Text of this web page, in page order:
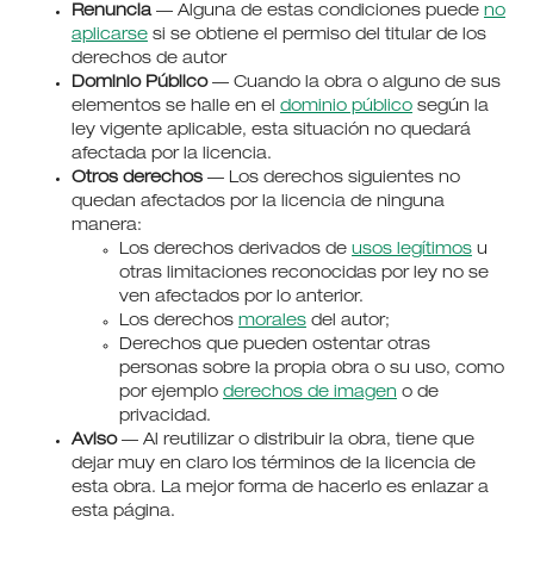
Renuncia— Alguna de estas condiciones puede no
aplicarsesi se obtiene el permiso del titular de los
derechos de autor
Dominio Público— Cuando la obra o alguno de sus
elementos se halle en el dominio públicosegún la
ley vigente aplicable, esta situación no quedará
afectada por la licencia.
Otros derechos— Los derechos siguientes no
quedan afectados por la licencia de ninguna
manera:
Los derechos derivados de usos legítimosu
otras limitaciones reconocidas por ley no se
ven afectados por lo anterior.
Los derechos moralesdel autor;
Derechos que pueden ostentar otras
personas sobre la propia obra o su uso, como
por ejemplo derechos de imagen o de
privacidad.
Aviso— Al reutilizar o distribuir la obra, tiene que
dejar muy en claro los términos de la licencia de
esta obra. La mejor forma de hacerlo es enlazar a
esta página.